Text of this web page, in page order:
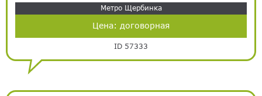
Метро Щербинка
Цена: договорная
ID 57333